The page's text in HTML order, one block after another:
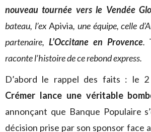
nouveau tournée vers le Vendée
bateau, l’exApivia, une équipe, celle
partenaire, L’Occitane en Provence.
raconte l’histoire de ce rebond express.
D’abord le rappel des faits : le
Crémer lance une véritable
annonçant que Banque Populaire
décision prise par son sponsor face